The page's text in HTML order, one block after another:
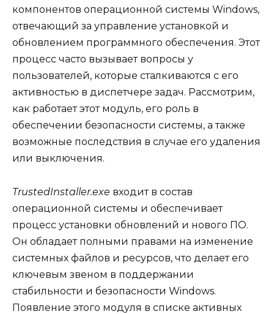
компонентов операционной системы Windows,
отвечающий за управление установкой и
обновлением программного обеспечения. Этот
процесс часто вызывает вопросы у
пользователей, которые сталкиваются с его
активностью в диспетчере задач. Рассмотрим,
как работает этот модуль, его роль в
обеспечении безопасности системы, а также
возможные последствия в случае его удаления
или выключения.
TrustedInstaller.exe входит в состав
операционной системы и обеспечивает
процесс установки обновлений и нового ПО.
Он обладает полными правами на изменение
системных файлов и ресурсов, что делает его
ключевым звеном в поддержании
стабильности и безопасности Windows.
Появление этого модуля в списке активных